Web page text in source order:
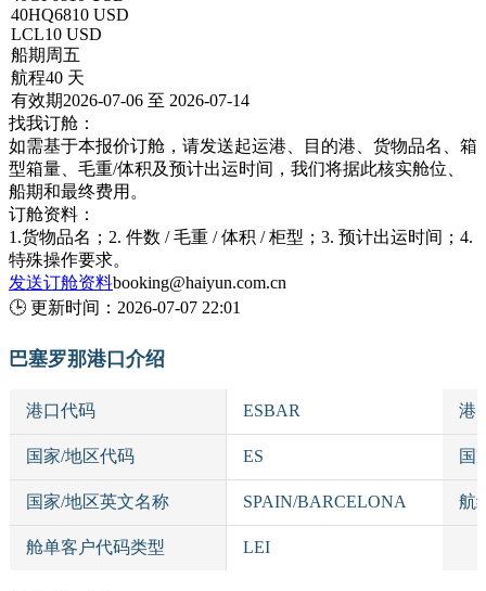
40HQ6810 USD
LCL10 USD
船期 周五
航程40 天
有效期2026-07-06 至 2026-07-14
找我订舱：
如需基于本报价订舱，请发送起运港、目的港、货物品名、箱
型箱量、毛重/体积及预计出运时间，我们将据此核实舱位、
船期和最终费用。
订舱资料：
1.货物品名；2. 件数 / 毛重 / 体积 / 柜型；3. 预计出运时间；4.
特殊操作要求。
发送订舱资料booking@haiyun.com.cn
🕒 更新时间： 2026-07-07 22:01
巴塞罗那港口介绍
港口代码 ESBAR 港
国家/地区代码 ES 国
国家/地区英文名称 SPAIN/BARCELONA 航
舱单客户代码类型 LEI